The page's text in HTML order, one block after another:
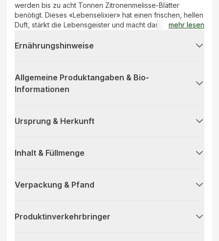
werden bis zu acht Tonnen Zitronenmelisse-Blätter
benötigt. Dieses «Lebenselixier» hat einen frischen, hellen
Duft, stärkt die Lebensgeister und macht das Herz froh.
Kann evtl. Hautreizungen verursachen, daher gering
mehr lesen
Ernährungshinweise
Allgemeine Produktangaben & Bio-
Informationen
Ursprung & Herkunft
Inhalt & Füllmenge
Verpackung & Pfand
Produktinverkehrbringer